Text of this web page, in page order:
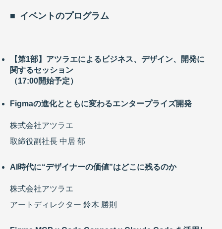
イベントのプログラム
【第1部】アツラエによるビジネス、デザイン、開発に
関するセッション
（17:00開始予定）
Figmaの進化とともに変わるエンタープライズ開発
株式会社アツラエ
取締役副社長 中居 郁
AI時代に“デザイナーの価値”はどこに残るのか
株式会社アツラエ
アートディレクター 鈴木 勝則